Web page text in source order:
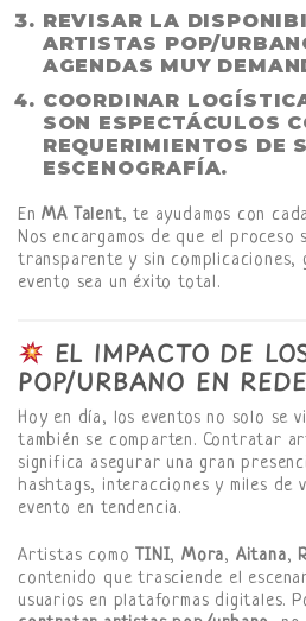
REVISAR LA
ARTISTAS POP/
AGENDAS MUY
COORDINAR
SON ESPECTÁCULOS
REQUERIMIENTOS DE
ESCENOGRAFÍA.
EnMA Talent, te ayudamos con
Nos encargamos de que el proceso
transparente y sin complicaciones,
evento sea un éxito total.
EL IMPACTO DE
POP/URBANO EN
Hoy en día, los eventos no solo se
también se comparten. Contratar
significa asegurar una gran
hashtags, interacciones y miles de
evento en tendencia.
Artistas como TINI,Mora, Aitana,
contenido que trasciende el
usuarios en plataformas digitales.